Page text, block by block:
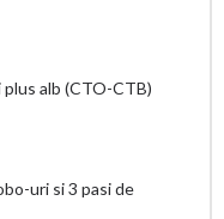
alb (CTO-CTB)
uri si 3 pasi de